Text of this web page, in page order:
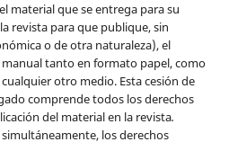
material que se entrega para su
revista para que publique, sin
o de otra naturaleza), el
tanto en formato papel, como
otro medio. Esta cesión de
comprende todos los derechos
del material en la revista.
los derechos